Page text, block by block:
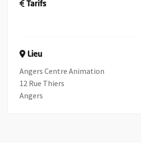
Tarifs
Lieu
Angers Centre Animation
12 Rue Thiers
Angers